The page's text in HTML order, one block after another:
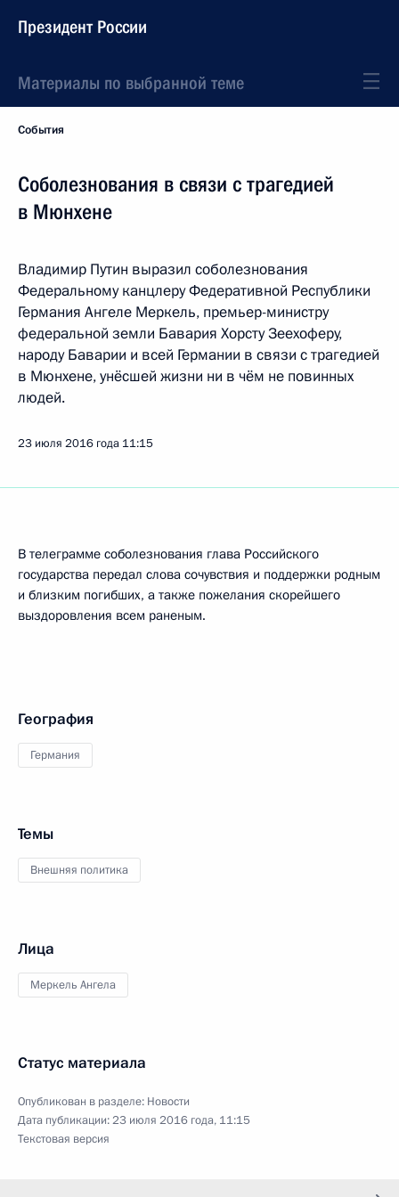
Президент России
Материалы по выбранной теме
События
Соболезнования в связи с трагедией
в Мюнхене
Владимир Путин выразил соболезнования
Федеральному канцлеру Федеративной Республики
Германия Ангеле Меркель, премьер-министру
федеральной земли Бавария Хорсту Зеехоферу,
народу Баварии и всей Германии в связи с трагедией
в Мюнхене, унёсшей жизни ни в чём не повинных
людей.
23 июля 2016 года 11:15
В телеграмме соболезнования глава Российского
государства передал слова сочувствия и поддержки родным
и близким погибших, а также пожелания скорейшего
выздоровления всем раненым.
География
Германия
Темы
Внешняя политика
Лица
Меркель Ангела
Статус материала
Опубликован в разделе: Новости
Дата публикации:23 июля 2016 года, 11:15
Текстовая версия